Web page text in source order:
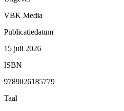
VBK Media
Publicatiedatum
15 juli 2026
ISBN
9789026185779
Taal